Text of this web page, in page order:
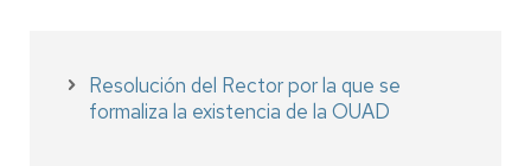
Resolución del Rector por la que se
formaliza la existencia de la OUAD